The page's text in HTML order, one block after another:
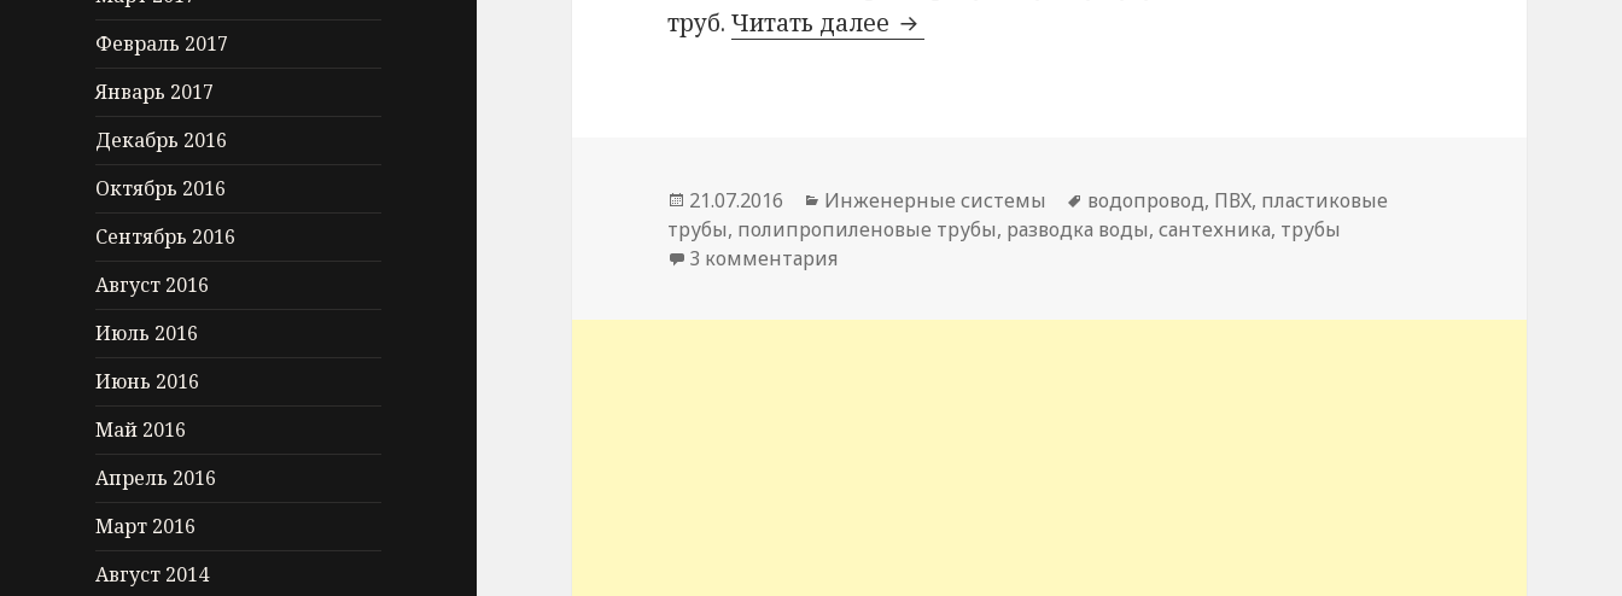
Февраль 2017
Январь 2017
Декабрь 2016
Октябрь 2016
Сентябрь 2016
Август 2016
Июль 2016
Июнь 2016
Май 2016
Апрель 2016
Март 2016
Август 2014
труб.Читать далее Трубы из пластика. 7 неоспоримых достоинств
Опубликовано
21.07.2016 Рубрики
Инженерные системы Метки
водопровод, ПВХ, пластиковые
трубы, полипропиленовые трубы, разводка воды,сантехника, трубы
3 комментария